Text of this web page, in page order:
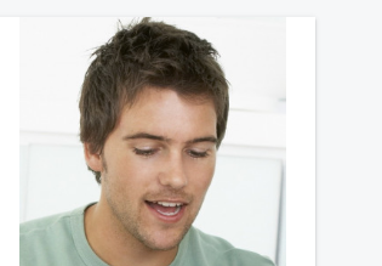
la simplicité.